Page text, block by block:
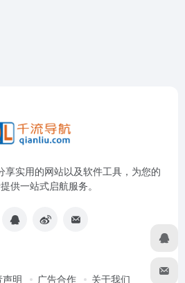
享实用的网站以及软件工具，为您的
供一站式启航服务。
明 广告合作 关于我们